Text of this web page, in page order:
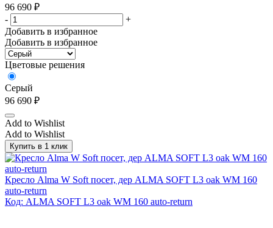
96 690 ₽
-
+
Добавить в избранное
Добавить в избранное
Цветовые решения
Серый
96 690 ₽
Add to Wishlist
Add to Wishlist
Купить в 1 клик
Кресло Alma W Soft посет, дер ALMA SOFT L3 oak WM 160
auto-return
Код: ALMA SOFT L3 oak WM 160 auto-return